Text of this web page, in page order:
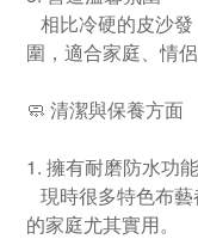
相比冷硬的皮沙
圍，適合家庭、情
🧼 清潔與保養方面
1. 擁有耐磨防水功能
現時很多特色布
的家庭尤其實用。